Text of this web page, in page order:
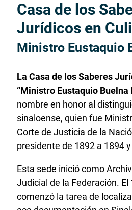
Inicio
del
contenido
principal
Casa de los
Jurídicos en
Ministro Eustaquio
La Casa de los Saberes
“Ministro Eustaquio Buelna
nombre en honor al
sinaloense, quien fue
Corte de Justicia de la
presidente de 1892 a 1894
Esta sede inició como
Judicial de la Federación. El
comenzó la tarea de